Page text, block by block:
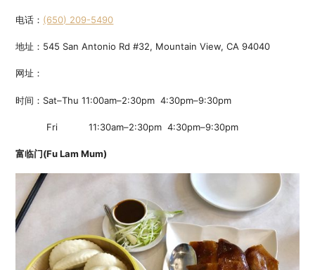
电话： (650) 209-5490
地址：545 San Antonio Rd #32, Mountain View, CA 94040
网址：
时间：Sat–Thu 11:00am–2:30pm 4:30pm–9:30pm
Fri 11:30am–2:30pm 4:30pm–9:30pm
富临门(Fu Lam Mum)